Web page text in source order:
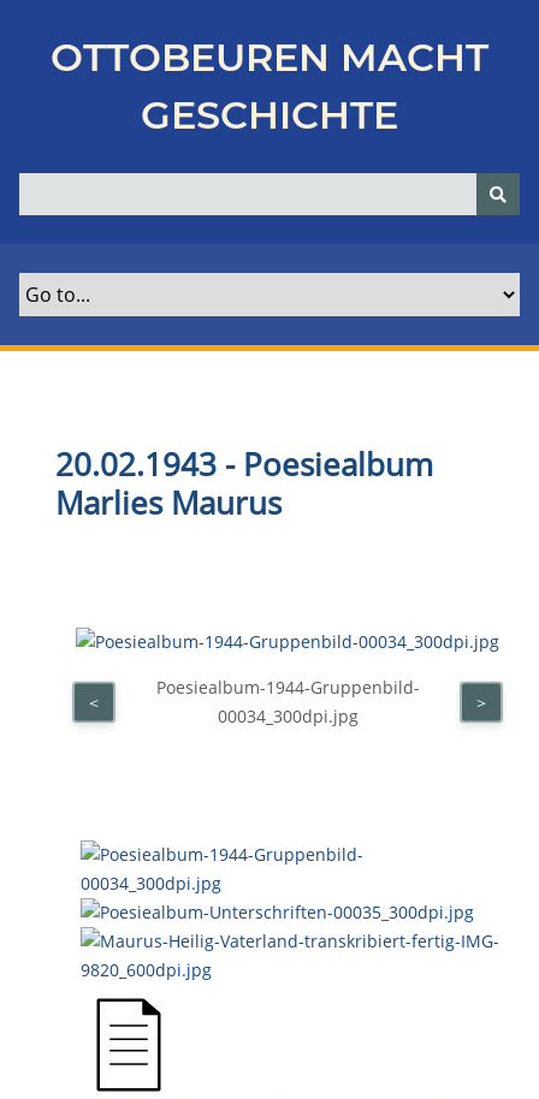
p
OTTOBEUREN MACHT
GESCHICHTE
20.02.1943 - Poesiealbum
Marlies Maurus
Poesiealbum-1944-Gruppenbild-
00034_300dpi.jpg
< >